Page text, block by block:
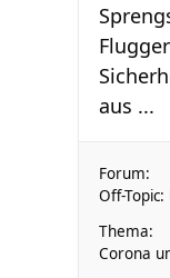
aus ...
Forum:
Off-
Thema:
Corona